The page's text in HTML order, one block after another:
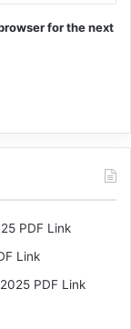
for the next
PDF Link
Link
PDF Link